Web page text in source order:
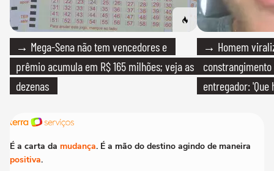
→ Mega-Sena não tem vencedores e
prêmio acumula em R$ 165 milhões; veja as
dezenas
→ Homem
entregador: 'Que
É a carta da mudança. É a mão do destino agindo de maneira
positiva.